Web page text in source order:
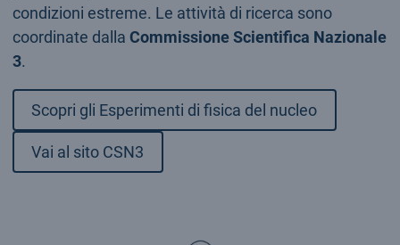
condizioni estreme. Le attività di ricerca sono
coordinate dalla Commissione Scientifica Nazionale
3.
Scopri gli Esperimenti di fisica del nucleo
Vai al sito CSN3